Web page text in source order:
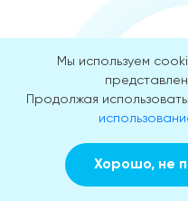
Наши
свои
Мы используем
Продолжая
Хорошо, не
Заказать звонок